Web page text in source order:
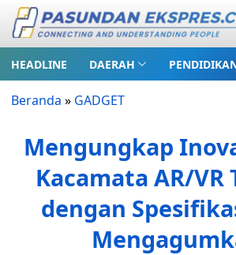
HEADLINE DAERAH
Beranda » GADGET
Mengungkap
Kacamata AR/VR
dengan